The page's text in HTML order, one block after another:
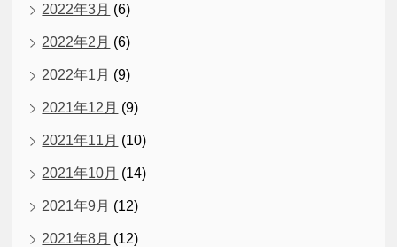
2022年3月 (6)
2022年2月 (6)
2022年1月 (9)
2021年12月 (9)
2021年11月 (10)
2021年10月 (14)
2021年9月 (12)
2021年8月 (12)